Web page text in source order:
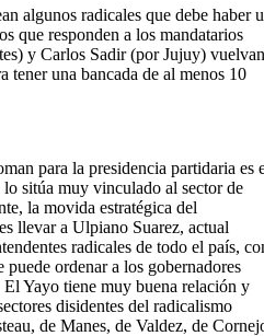
algunos radicales que debe haber
que responden a los mandatarios
y Carlos Sadir (por Jujuy)
tener una bancada de al menos 10
para la presidencia partidaria es
sitúa muy vinculado al sector de
la movida estratégica del
llevar a Ulpiano Suarez, actual
radicales de todo el país,
puede ordenar a los gobernadores
Yayo tiene muy buena relación y
disidentes del radicalismo
de Manes, de Valdez, de